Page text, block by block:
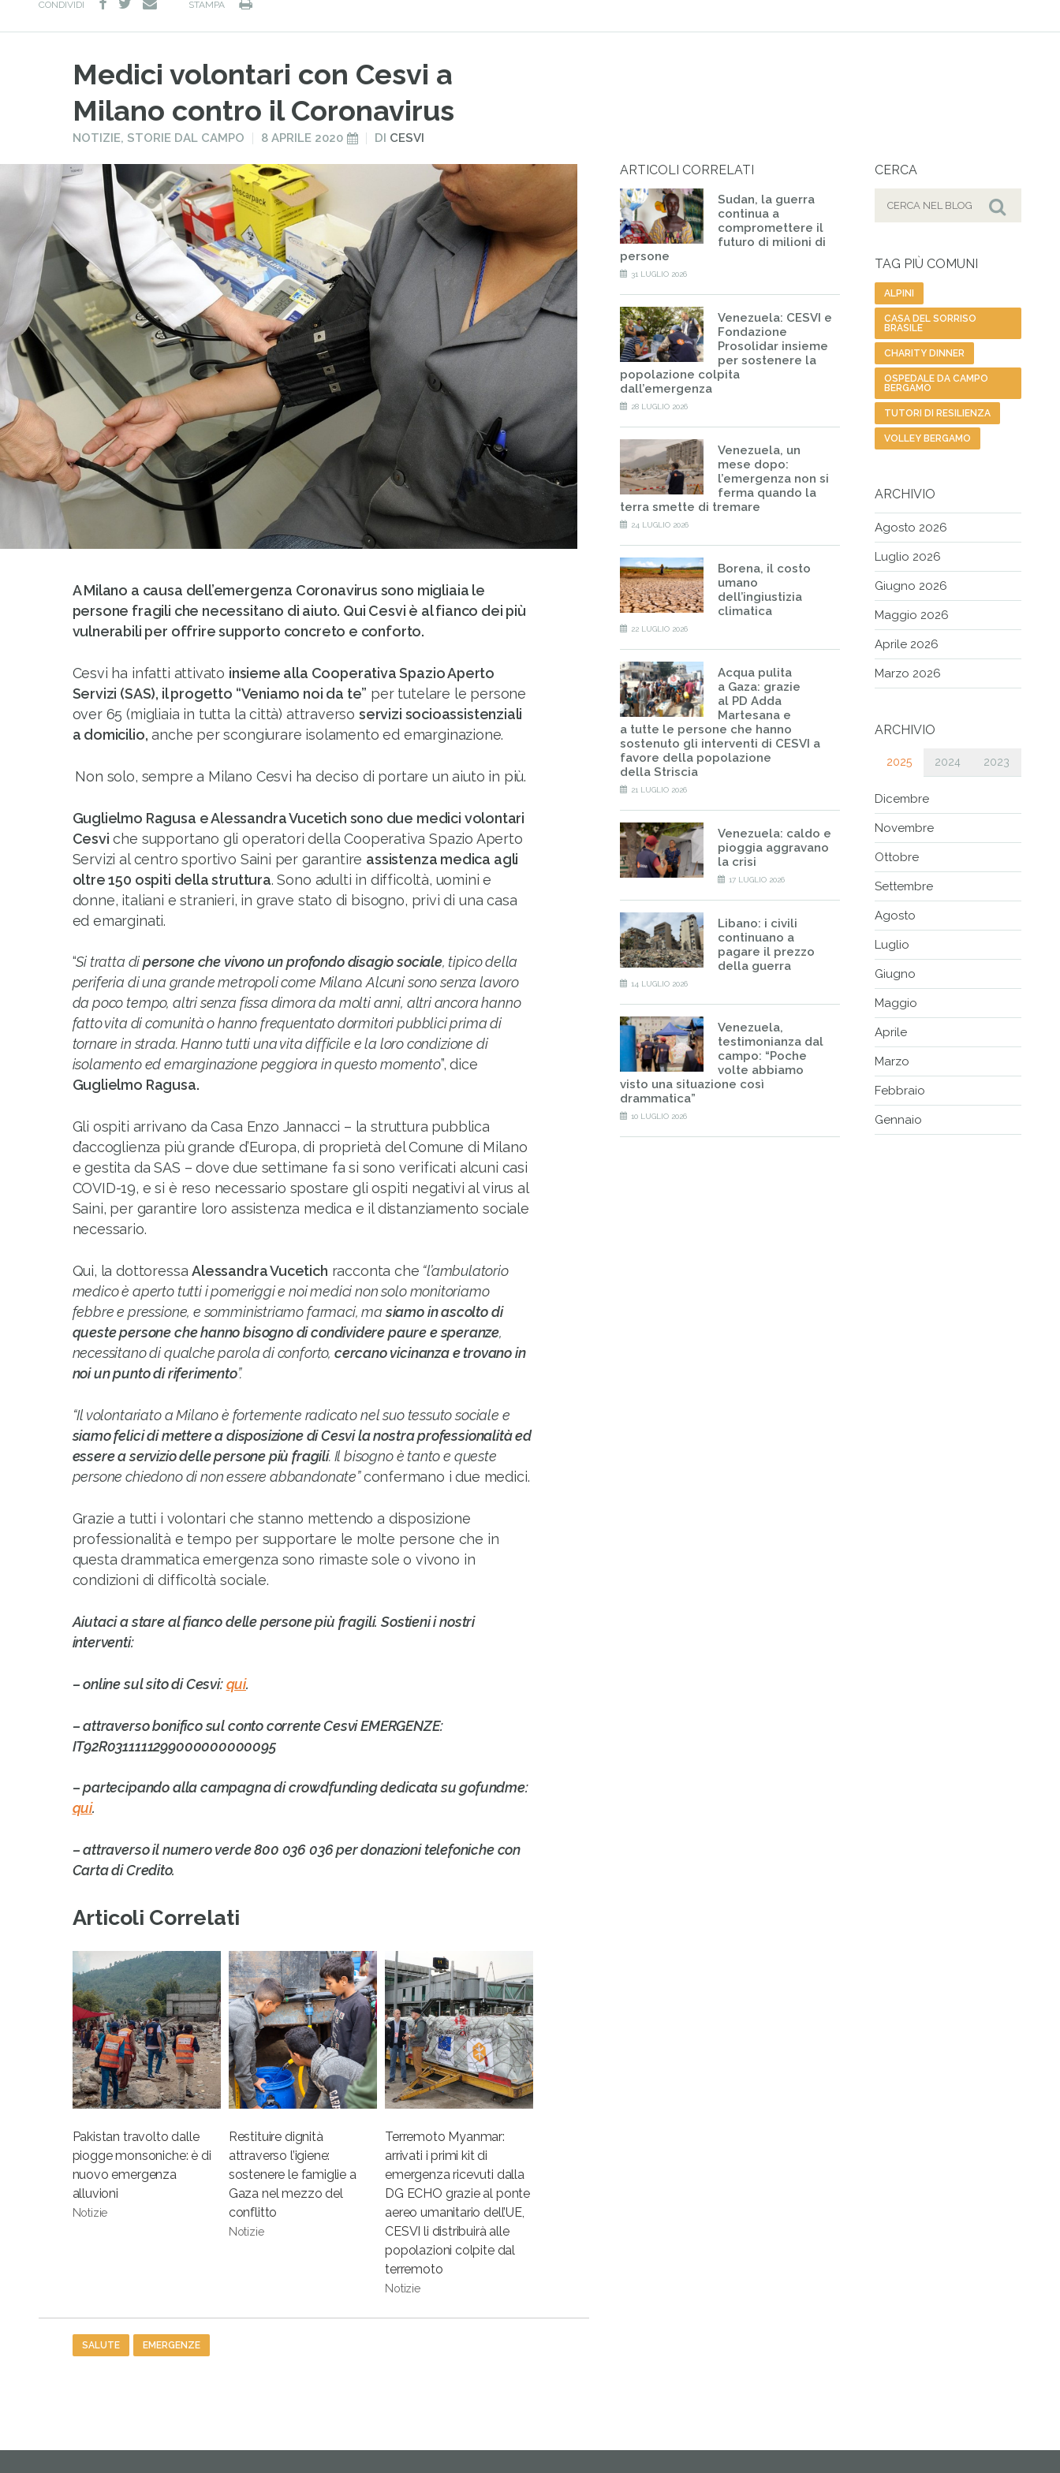
CONDIVIDI
e-
STAMPA
Medici volontari con Cesvi a
Milano contro il Coronavirus
PUBBLICATO
NOTIZIE, STORIE DAL CAMPO
PUBBLICATO
8 APRILE 2020 DI CESVI
A Milano a causa dell’emergenza Coronavirus sono migliaia le
persone fragili che necessitano di aiuto. Qui Cesvi è al fianco dei più
vulnerabili per offrire supporto concreto e conforto.
Cesvi ha infatti attivato insieme alla Cooperativa Spazio Aperto
Servizi (SAS), il progetto “Veniamo noi da te” per tutelare le persone
over 65 (migliaia in tutta la città) attraverso servizi socioassistenziali
a domicilio, anche per scongiurare isolamento ed emarginazione.
Non solo, sempre a Milano Cesvi ha deciso di portare un aiuto in più.
Guglielmo Ragusa e Alessandra Vucetich sono due medici volontari
Cesvi che supportano gli operatori della Cooperativa Spazio Aperto
Servizi al centro sportivo Saini per garantire assistenza medica agli
oltre 150 ospiti della struttura. Sono adulti in difficoltà, uomini e
donne, italiani e stranieri, in grave stato di bisogno, privi di una casa
ed emarginati.
“Si tratta dipersone che vivono un profondo disagio sociale, tipico della
periferia di una grande metropoli come Milano. Alcuni sono senza lavoro
da poco tempo, altri senza fissa dimora da molti anni, altri ancora hanno
fatto vita di comunità o hanno frequentato dormitori pubblici prima di
tornare in strada. Hanno tutti una vita difficile e la loro condizione di
isolamento ed emarginazione peggiora in questo momento”, dice
Guglielmo Ragusa.
Gli ospiti arrivano da Casa Enzo Jannacci – la struttura pubblica
d’accoglienza più grande d’Europa, di proprietà del Comune di Milano
e gestita da SAS – dove due settimane fa si sono verificati alcuni casi
COVID-19, e si è reso necessario spostare gli ospiti negativi al virus al
Saini, per garantire loro assistenza medica e il distanziamento sociale
necessario.
Qui, la dottoressaAlessandra Vucetich racconta che “l’ambulatorio
medico è aperto tutti i pomeriggi e noi medici non solo monitoriamo
febbre e pressione, e somministriamo farmaci, masiamo in ascolto di
queste persone che hanno bisogno di condividere paure e speranze,
necessitano di qualche parola di conforto, cercano vicinanza e trovano in
noi un punto di riferimento”.
“Il volontariato a Milano è fortemente radicato nel suo tessuto sociale e
siamo felici di mettere a disposizione di Cesvi la nostra professionalità ed
essere a servizio delle persone più fragili. Il bisogno è tanto e queste
persone chiedono di non essere abbandonate”confermano i due medici.
Grazie a tutti i volontari che stanno mettendo a disposizione
professionalità e tempo per supportare le molte persone che in
questa drammatica emergenza sono rimaste sole o vivono in
condizioni di difficoltà sociale.
Aiutaci a stare al fianco delle persone più fragili. Sostieni i nostri
interventi:
– online sul sito di Cesvi:qui.
– attraverso bonifico sul conto corrente Cesvi EMERGENZE:
IT92R0311111299000000000095
– partecipando alla campagna di crowdfunding dedicata su gofundme:
qui.
– attraverso il numero verde 800 036 036 per donazioni telefoniche con
Carta di Credito.
Articoli Correlati
Pakistan travolto dalle
piogge monsoniche: è di
nuovo emergenza
alluvioni
Notizie
Restituire dignità
attraverso l’igiene:
sostenere le famiglie a
Gaza nel mezzo del
conflitto
Notizie
Terremoto Myanmar:
arrivati i primi kit di
emergenza ricevuti dalla
DG ECHO grazie al ponte
aereo umanitario dell’UE,
CESVI li distribuirà alle
popolazioni colpite dal
terremoto
Notizie
Tag
SALUTE EMERGENZE
ARTICOLI CORRELATI
Sudan, la guerra
continua a
compromettere il
futuro di milioni di
persone
31 LUGLIO 2026
Venezuela: CESVI e
Fondazione
Prosolidar insieme
per sostenere la
popolazione colpita
dall’emergenza
28 LUGLIO 2026
Venezuela, un
mese dopo:
l’emergenza non si
ferma quando la
terra smette di tremare
24 LUGLIO 2026
Borena, il costo
umano
dell’ingiustizia
climatica
22 LUGLIO 2026
Acqua pulita
a Gaza: grazie
al PD Adda
Martesana e
a tutte le persone che hanno
sostenuto gli interventi di CESVI a
favore della popolazione
della Striscia
21 LUGLIO 2026
Venezuela: caldo e
pioggia aggravano
la crisi
17 LUGLIO 2026
Libano: i civili
continuano a
pagare il prezzo
della guerra
14 LUGLIO 2026
Venezuela,
testimonianza dal
campo: “Poche
volte abbiamo
visto una situazione così
drammatica”
10 LUGLIO 2026
CERCA
Cerca
TAG PIÙ COMUNI
ALPINI
CASA DEL SORRISO
BRASILE
CHARITY DINNER
OSPEDALE DA CAMPO
BERGAMO
TUTORI DI RESILIENZA
VOLLEY BERGAMO
ARCHIVIO
Agosto 2026
Luglio 2026
Giugno 2026
Maggio 2026
Aprile 2026
Marzo 2026
ARCHIVIO
2025 2024 2023
Dicembre
Novembre
Ottobre
Settembre
Agosto
Luglio
Giugno
Maggio
Aprile
Marzo
Febbraio
Gennaio